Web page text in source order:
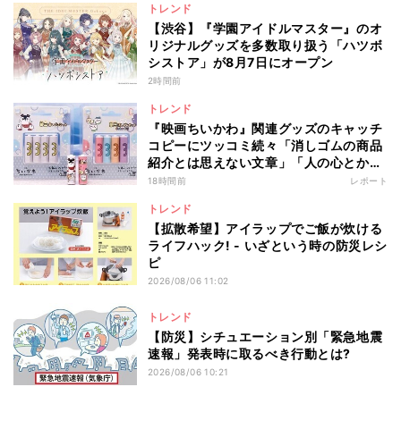
トレンド
【渋谷】『学園アイドルマスター』のオ
リジナルグッズを多数取り扱う「ハツボ
シストア」が8月7日にオープン
2時間前
トレンド
『映画ちいかわ』関連グッズのキャッチ
コピーにツッコミ続々「消しゴムの商品
紹介とは思えない文章」「人の心とかな
いんか」
18時間前 レポート
トレンド
【拡散希望】アイラップでご飯が炊ける
ライフハック! - いざという時の防災レシ
ピ
2026/08/06 11:02
トレンド
【防災】シチュエーション別「緊急地震
速報」発表時に取るべき行動とは?
2026/08/06 10:21